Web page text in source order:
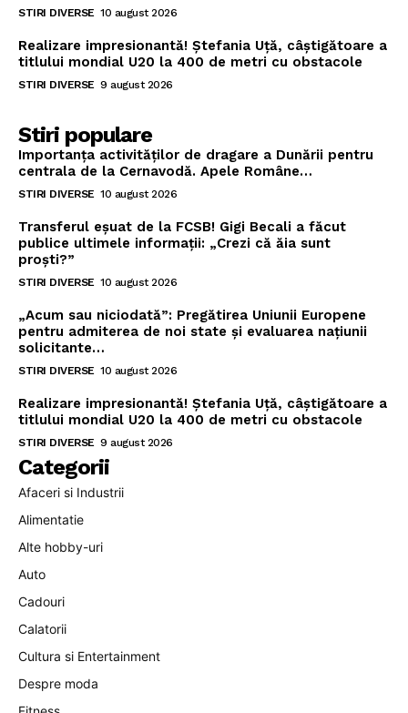
STIRI DIVERSE 10 august 2026
Realizare impresionantă! Ștefania Uță, câștigătoare a
titlului mondial U20 la 400 de metri cu obstacole
STIRI DIVERSE 9 august 2026
Stiri populare
Importanța activităților de dragare a Dunării pentru
centrala de la Cernavodă. Apele Române…
STIRI DIVERSE 10 august 2026
Transferul eșuat de la FCSB! Gigi Becali a făcut
publice ultimele informații: „Crezi că ăia sunt
proști?”
STIRI DIVERSE 10 august 2026
„Acum sau niciodată”: Pregătirea Uniunii Europene
pentru admiterea de noi state și evaluarea națiunii
solicitante…
STIRI DIVERSE 10 august 2026
Realizare impresionantă! Ștefania Uță, câștigătoare a
titlului mondial U20 la 400 de metri cu obstacole
STIRI DIVERSE 9 august 2026
Categorii
Afaceri si Industrii
Alimentatie
Alte hobby-uri
Auto
Cadouri
Calatorii
Cultura si Entertainment
Despre moda